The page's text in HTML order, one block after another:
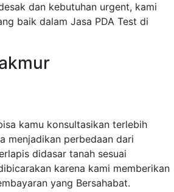
dan kebutuhan urgent, kami
baik dalam Jasa PDA Test di
kamu konsultasikan terlebih
menjadikan perbedaan dari
didasar tanah sesuai
karena kami memberikan
yang Bersahabat.